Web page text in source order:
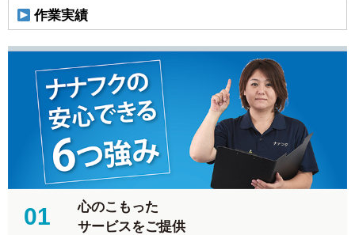
作業実績
01
心のこもった
サービスをご提供